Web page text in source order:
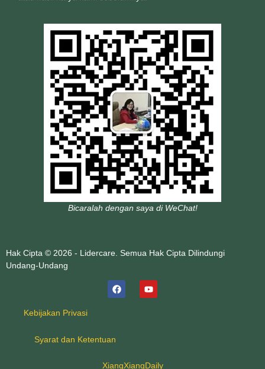
Bicaralah dengan saya di WeChat!
Hak Cipta © 2026 - Lidercare. Semua Hak Cipta Dilindungi
Undang-Undang
Kebijakan Privasi
Syarat dan Ketentuan
XiangXiangDaily